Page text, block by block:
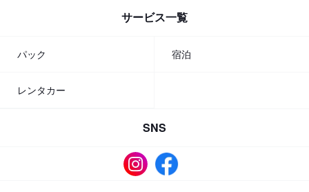
サービス一覧
パック 宿泊
レンタカー
SNS